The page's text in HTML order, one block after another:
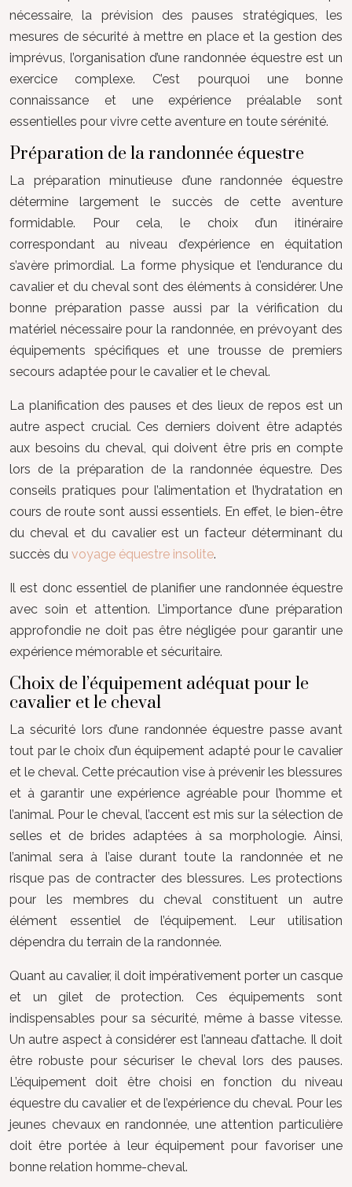
nécessaire, la prévision des pauses stratégiques, les
mesures de sécurité à mettre en place et la gestion des
imprévus, l’organisation d’une randonnée équestre est un
exercice complexe. C’est pourquoi une bonne
connaissance et une expérience préalable sont
essentielles pour vivre cette aventure en toute sérénité.
Préparation de la randonnée équestre
La préparation minutieuse d’une randonnée équestre
détermine largement le succès de cette aventure
formidable. Pour cela, le choix d’un itinéraire
correspondant au niveau d’expérience en équitation
s’avère primordial. La forme physique et l’endurance du
cavalier et du cheval sont des éléments à considérer. Une
bonne préparation passe aussi par la vérification du
matériel nécessaire pour la randonnée, en prévoyant des
équipements spécifiques et une trousse de premiers
secours adaptée pour le cavalier et le cheval.
La planification des pauses et des lieux de repos est un
autre aspect crucial. Ces derniers doivent être adaptés
aux besoins du cheval, qui doivent être pris en compte
lors de la préparation de la randonnée équestre. Des
conseils pratiques pour l’alimentation et l’hydratation en
cours de route sont aussi essentiels. En effet, le bien-être
du cheval et du cavalier est un facteur déterminant du
succès du voyage équestre insolite.
Il est donc essentiel de planifier une randonnée équestre
avec soin et attention. L’importance d’une préparation
approfondie ne doit pas être négligée pour garantir une
expérience mémorable et sécuritaire.
Choix de l’équipement adéquat pour le
cavalier et le cheval
La sécurité lors d’une randonnée équestre passe avant
tout par le choix d’un équipement adapté pour le cavalier
et le cheval. Cette précaution vise à prévenir les blessures
et à garantir une expérience agréable pour l’homme et
l’animal. Pour le cheval, l’accent est mis sur la sélection de
selles et de brides adaptées à sa morphologie. Ainsi,
l’animal sera à l’aise durant toute la randonnée et ne
risque pas de contracter des blessures. Les protections
pour les membres du cheval constituent un autre
élément essentiel de l’équipement. Leur utilisation
dépendra du terrain de la randonnée.
Quant au cavalier, il doit impérativement porter un casque
et un gilet de protection. Ces équipements sont
indispensables pour sa sécurité, même à basse vitesse.
Un autre aspect à considérer est l’anneau d’attache. Il doit
être robuste pour sécuriser le cheval lors des pauses.
L’équipement doit être choisi en fonction du niveau
équestre du cavalier et de l’expérience du cheval. Pour les
jeunes chevaux en randonnée, une attention particulière
doit être portée à leur équipement pour favoriser une
bonne relation homme-cheval.